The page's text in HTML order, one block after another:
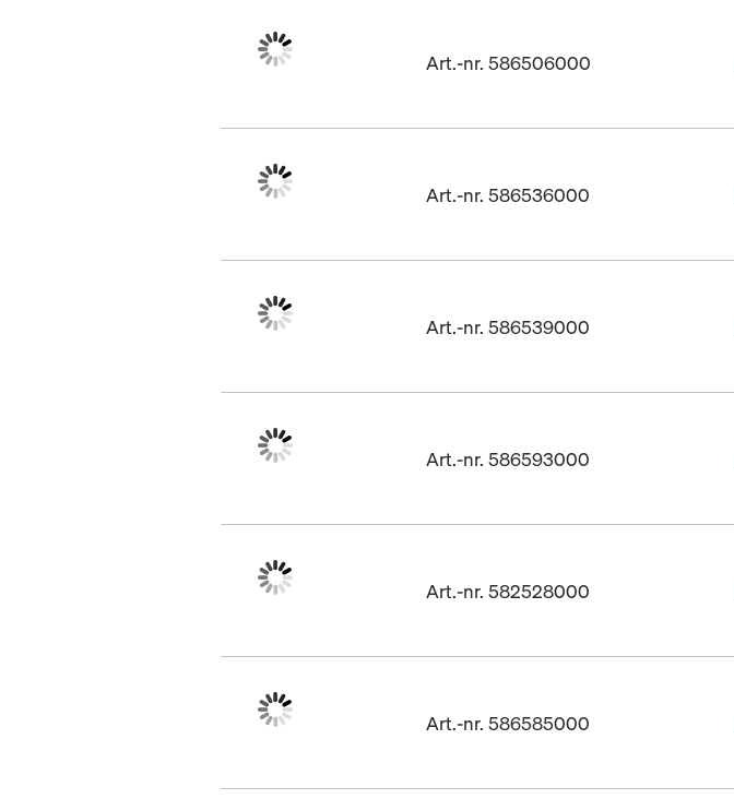
Art.-nr. 586506000
Art.-nr. 586536000
Art.-nr. 586539000
Art.-nr. 586593000
Art.-nr. 582528000
Art.-nr. 586585000